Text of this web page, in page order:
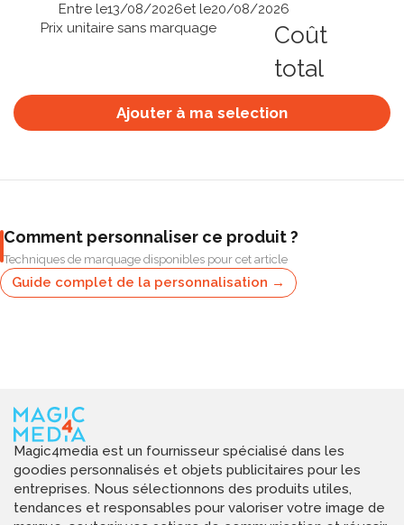
Entre le13/08/2026et le20/08/2026
Prix unitaire sans marquage
Coût
total
Ajouter à ma selection
Comment personnaliser ce produit ?
Techniques de marquage disponibles pour cet article
Guide complet de la personnalisation →
Magic4media est un fournisseur spécialisé dans les
goodies personnalisés et objets publicitaires pour les
entreprises. Nous sélectionnons des produits utiles,
tendances et responsables pour valoriser votre image de